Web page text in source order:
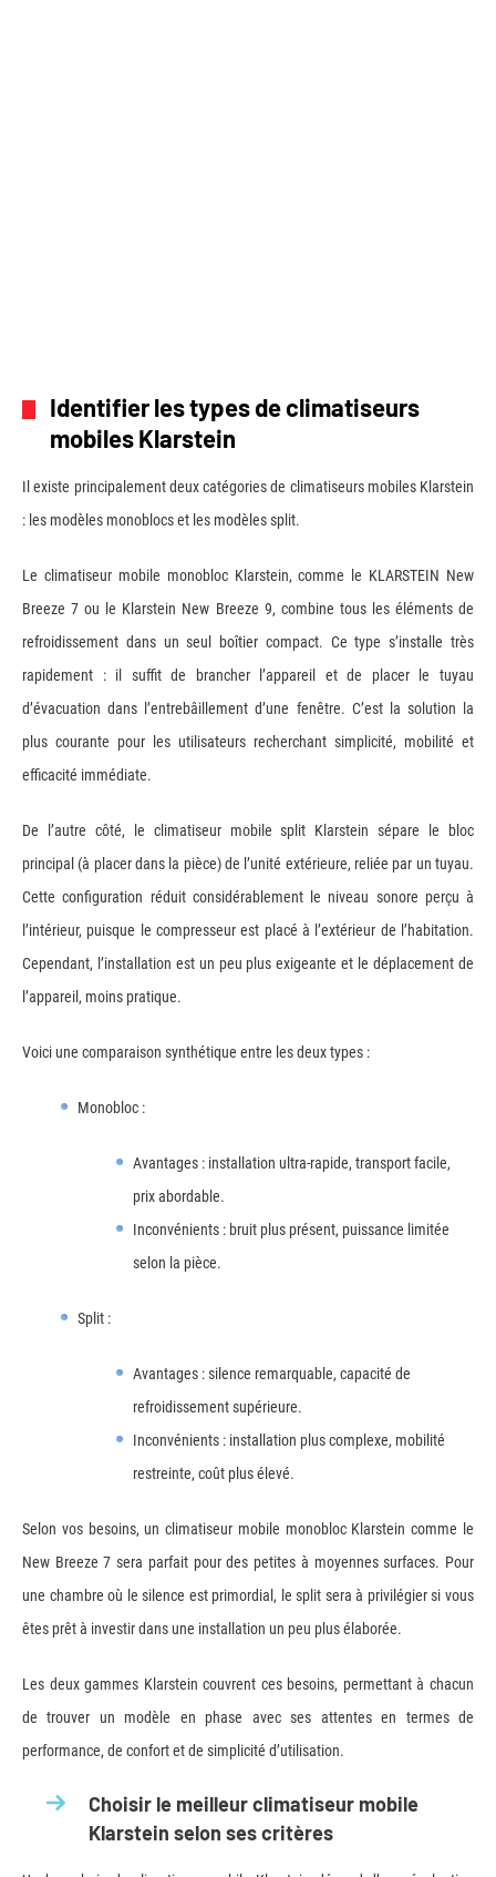
Identifier les types de climatiseurs
mobiles Klarstein
Il existe principalement deux catégories de climatiseurs mobiles Klarstein
: les modèles monoblocs et les modèles split.
Le climatiseur mobile monobloc Klarstein, comme le KLARSTEIN New
Breeze 7 ou le Klarstein New Breeze 9, combine tous les éléments de
refroidissement dans un seul boîtier compact. Ce type s’installe très
rapidement : il suffit de brancher l’appareil et de placer le tuyau
d’évacuation dans l’entrebâillement d’une fenêtre. C’est la solution la
plus courante pour les utilisateurs recherchant simplicité, mobilité et
efficacité immédiate.
De l’autre côté, le climatiseur mobile split Klarstein sépare le bloc
principal (à placer dans la pièce) de l’unité extérieure, reliée par un tuyau.
Cette configuration réduit considérablement le niveau sonore perçu à
l’intérieur, puisque le compresseur est placé à l’extérieur de l’habitation.
Cependant, l’installation est un peu plus exigeante et le déplacement de
l’appareil, moins pratique.
Voici une comparaison synthétique entre les deux types :
Monobloc :
Avantages : installation ultra-rapide, transport facile,
prix abordable.
Inconvénients : bruit plus présent, puissance limitée
selon la pièce.
Split :
Avantages : silence remarquable, capacité de
refroidissement supérieure.
Inconvénients : installation plus complexe, mobilité
restreinte, coût plus élevé.
Selon vos besoins, un climatiseur mobile monobloc Klarstein comme le
New Breeze 7 sera parfait pour des petites à moyennes surfaces. Pour
une chambre où le silence est primordial, le split sera à privilégier si vous
êtes prêt à investir dans une installation un peu plus élaborée.
Les deux gammes Klarstein couvrent ces besoins, permettant à chacun
de trouver un modèle en phase avec ses attentes en termes de
performance, de confort et de simplicité d’utilisation.
Choisir le meilleur climatiseur mobile
Klarstein selon ses critères